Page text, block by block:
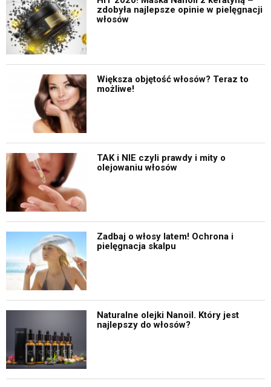
zdobyła najlepsze opinie w pielęgnacji
włosów
Większa objętość włosów? Teraz to
możliwe!
TAK i NIE czyli prawdy i mity o
olejowaniu włosów
Zadbaj o włosy latem! Ochrona i
pielęgnacja skalpu
Naturalne olejki Nanoil. Który jest
najlepszy do włosów?